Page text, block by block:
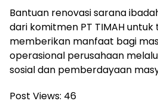
Bantuan renovasi sarana
dari komitmen PT TIMAH untuk
memberikan manfaat bagi
operasional perusahaan
sosial dan pemberdayaan
Post Views: 46